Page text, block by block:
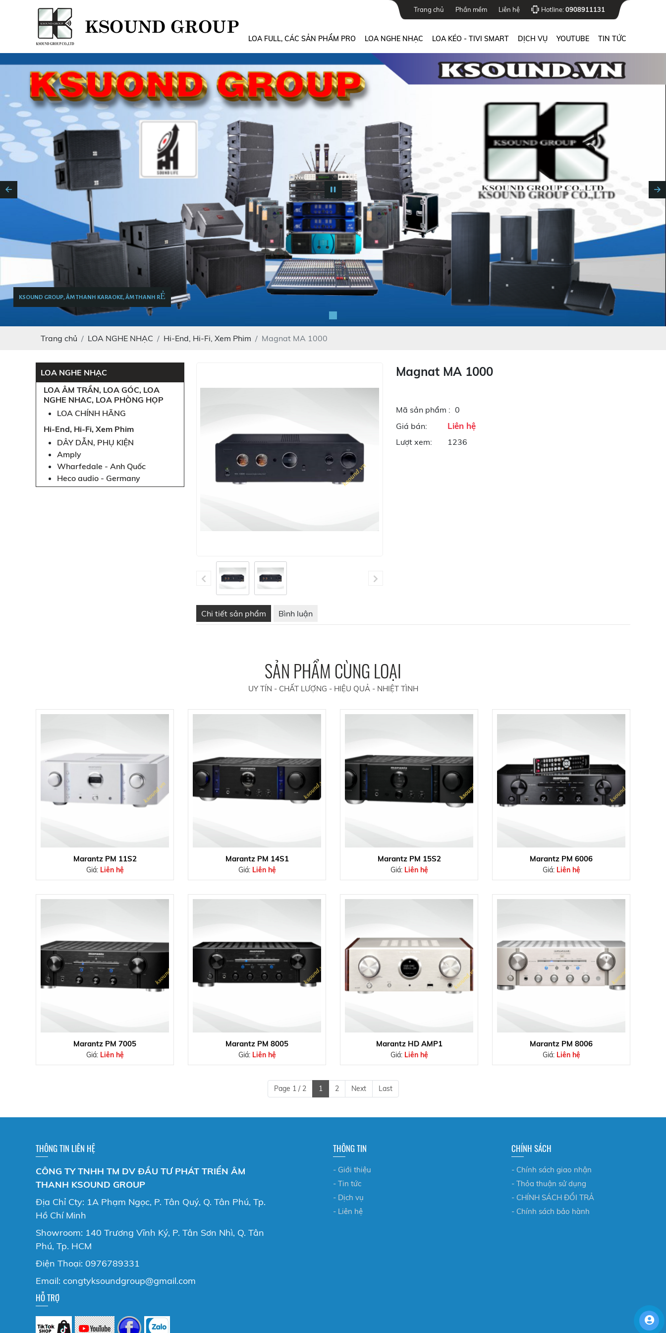
Trang chủ Phần mềm Liên hệ Hotline:0908911131
LOA FULL, CÁC SẢN PHẨM PRO LOA NGHE NHẠC LOA KÉO - TIVI SMART DỊCH VỤ YOUTUBE TIN TỨC
KSOUND GROUP, ÂM THANH KARAOKE, ÂM THANH RẺ
Trang chủ LOA NGHE NHẠC Hi-End, Hi-Fi, Xem Phim Magnat MA 1000
LOA NGHE NHẠC
LOA ÂM TRẦN, LOA GÓC, LOA
NGHE NHAC, LOA PHÒNG HỌP
LOA CHÍNH HÃNG
Hi-End, Hi-Fi, Xem Phim
DÂY DẪN, PHỤ KIỆN
Amply
Wharfedale - Anh Quốc
Heco audio - Germany
Magnat MA 1000
Mã sản phẩm : 0
Giá bán:
Liên hệ
Lượt xem: 1236
Chi tiết sản phẩm Bình luận
SẢN PHẨM CÙNG LOẠI
UY TÍN - CHẤT LƯỢNG - HIỆU QUẢ - NHIỆT TÌNH
Marantz PM 11S2
Giá: Liên hệ
Marantz PM 14S1
Giá: Liên hệ
Marantz PM 15S2
Giá: Liên hệ
Marantz PM 6006
Giá: Liên hệ
Marantz PM 7005
Giá: Liên hệ
Marantz PM 8005
Giá: Liên hệ
Marantz HD AMP1
Giá: Liên hệ
Marantz PM 8006
Giá: Liên hệ
Page 1 / 2 1 2 Next Last
THÔNG TIN LIÊN HỆ
CÔNG TY TNHH TM DV ĐẦU TƯ PHÁT TRIỂN ÂM
THANH KSOUND GROUP
Địa Chỉ Cty: 1A Phạm Ngọc, P. Tân Quý, Q. Tân Phú, Tp.
Hồ Chí Minh
Showroom: 140 Trương Vĩnh Ký, P. Tân Sơn Nhì, Q. Tân
Phú, Tp. HCM
Điện Thoại: 0976789331
Email: congtyksoundgroup@gmail.com
THÔNG TIN
- Giới thiệu
- Tin tức
- Dịch vụ
- Liên hệ
CHÍNH SÁCH
- Chính sách giao nhận
- Thỏa thuận sử dụng
- CHÍNH SÁCH ĐỔI TRẢ
- Chính sách bảo hành
HỖ TRỢ